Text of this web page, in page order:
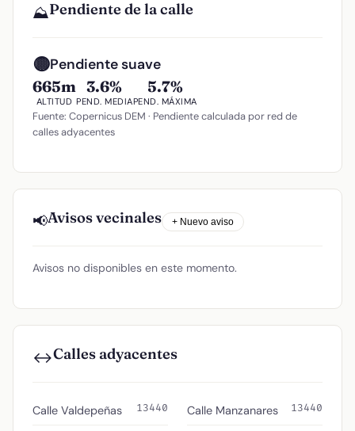
⛰️Pendiente de la calle
🟡Pendiente suave
665m
ALTITUD
3.6%
PEND. MEDIA
5.7%
PEND. MÁXIMA
Fuente: Copernicus DEM · Pendiente calculada por red de
calles adyacentes
📢Avisos vecinales + Nuevo aviso
Avisos no disponibles en este momento.
↔️Calles adyacentes
Calle Valdepeñas 13440 Calle Manzanares 13440